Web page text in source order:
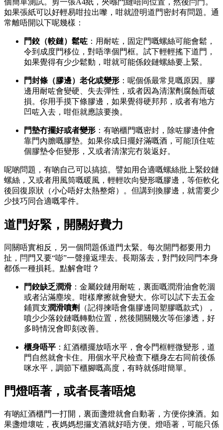
如果張紙可以好輕易咁拉出嚟，咁就證明道門密封有問題。通
常離唔開以下呢幾樣：
門鉸（較鏈）鬆咗 ：用耐咗，固定門嘅螺絲可能會鬆，
令到成度門移位，對唔準個門框。試下輕輕搖下道門，
如果覺得有少少鬆動，咁就可能係鉸鏈螺絲要上緊。
門封條（膠邊）老化或變形 ：呢個係最常見嘅原因。膠
邊用耐咗會變硬、失去彈性，或者因為清潔劑腐蝕而破
損。你用手摸下條膠邊，如果覺得硬邦邦，或者有地方
凹咗入去，咁佢就應該要換。
門墊冇擺好或者變形 ：有啲櫃門嘅密封，除咗膠邊仲會
靠門內膽嘅膠墊。如果你成日擺好滿嘅酒，可能頂住咗
個膠墊令佢變形，又或者清潔完冇裝返好。
呢啲問題，有啲自己可以搞掂。譬如用合適嘅螺絲批上緊鉸鏈
螺絲，又或者用風筒嘅暖風，輕輕吹向變形嘅膠邊，等佢軟化
後回復原狀（小心唔好太熱整熔）。但講到換膠邊，就需要少
少技巧同合適嘅零件。
道門好緊，開關好費力
同關唔實相反，另一個問題係道門太緊。每次開門都要用力
扯，閂門又要“嘭”一聲撞返埋去。長期落去，對門鉸同門本身
都係一種損耗。點解會咁？
門鉸缺乏潤滑 ：金屬鉸鏈用耐咗，裏面嘅潤滑油會乾涸
或者沾滿塵埃。咁樣摩擦就會變大。你可以試下去五金
鋪買支潤滑噴劑
（記得揀唔會傷膠邊同塑膠嘅款式），
噴少少落鉸鏈嘅轉動位置，然後開關幾次等佢滲透，好
多時情況會即刻改善。
櫃身唔平 ：紅酒櫃擺放唔水平，會令門框輕微變形，道
門自然就會卡住。用個水平尺檢查下櫃身左右同前後係
咪水平，調節下櫃腳嘅高度，有時就係咁簡單。
門燈唔著，或者長著唔熄
有啲紅酒櫃門一打開，裏面盞燈就會自動著，方便你揀酒。如
果盞燈壞咗，夜媽媽想攞支酒就好唔方便。燈唔著，可能只係